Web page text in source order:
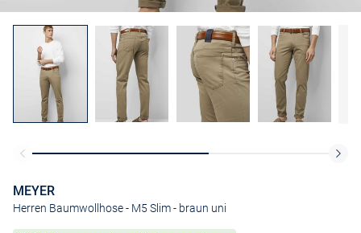
MEYER
Herren Baumwollhose - M5 Slim- braun uni